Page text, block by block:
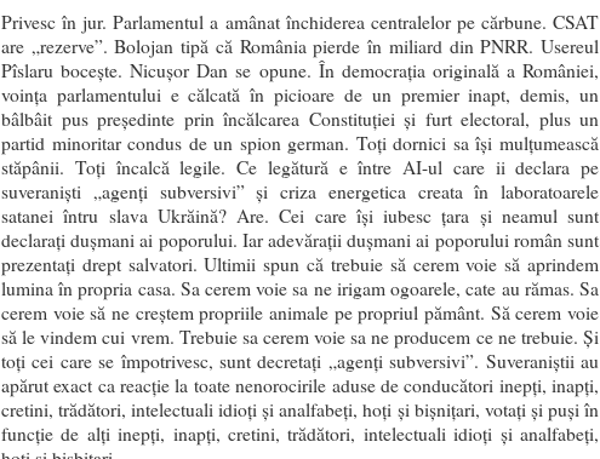
Privesc în jur. Parlamentul a amânat închiderea centralelor pe cărbune. CSAT
are „rezerve”. Bolojan tipă că România pierde în miliard din PNRR. Usereul
Pîslaru bocește. Nicușor Dan se opune. În democrația originală a României,
voința parlamentului e călcată în picioare de un premier inapt, demis, un
bâlbâit pus președinte prin încălcarea Constituției și furt electoral, plus un
partid minoritar condus de un spion german. Toți dornici sa își mulțumească
stăpânii. Toți încalcă legile. Ce legătură e între AI-ul care ii declara pe
suveraniști „agenți subversivi” și criza energetica creata în laboratoarele
satanei întru slava Ukrăină? Are. Cei care își iubesc țara și neamul sunt
declarați dușmani ai poporului. Iar adevărații dușmani ai poporului român sunt
prezentați drept salvatori. Ultimii spun că trebuie să cerem voie să aprindem
lumina în propria casa. Sa cerem voie sa ne irigam ogoarele, cate au rămas. Sa
cerem voie să ne creștem propriile animale pe propriul pământ. Să cerem voie
să le vindem cui vrem. Trebuie sa cerem voie sa ne producem ce ne trebuie. Și
toți cei care se împotrivesc, sunt decretați „agenți subversivi”. Suveraniștii au
apărut exact ca reacție la toate nenorocirile aduse de conducători inepți, inapți,
cretini, trădători, intelectuali idioți și analfabeți, hoți și bișnițari, votați și puși în
funcție de alți inepți, inapți, cretini, trădători, intelectuali idioți și analfabeți,